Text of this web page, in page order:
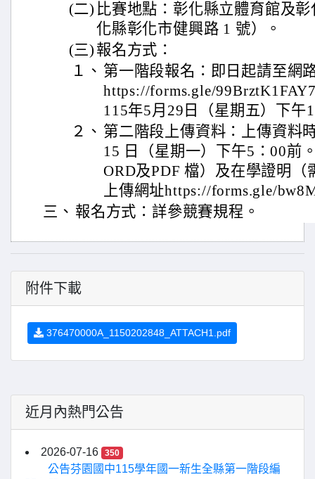
(二) 比賽地點：彰化縣立體育館及
化縣彰化市健興路 1 號）。
(三) 報名方式：
１、 第一階段報名：即日起請至網
https://forms.gle/
115年5月29日（星期五）下午
２、 第二階段上傳資料：上傳資料
15 日（星期一）下午5：00前
ORD及PDF 檔）及在學證明（
上傳網址https://forms.gle/
三、 報名方式：詳參競賽規程。
附件下載
376470000A_1150202848_ATTACH1.pdf
近月內熱門公告
2026-07-16 350
公告芬園國中115學年國一新生全縣第一階段編